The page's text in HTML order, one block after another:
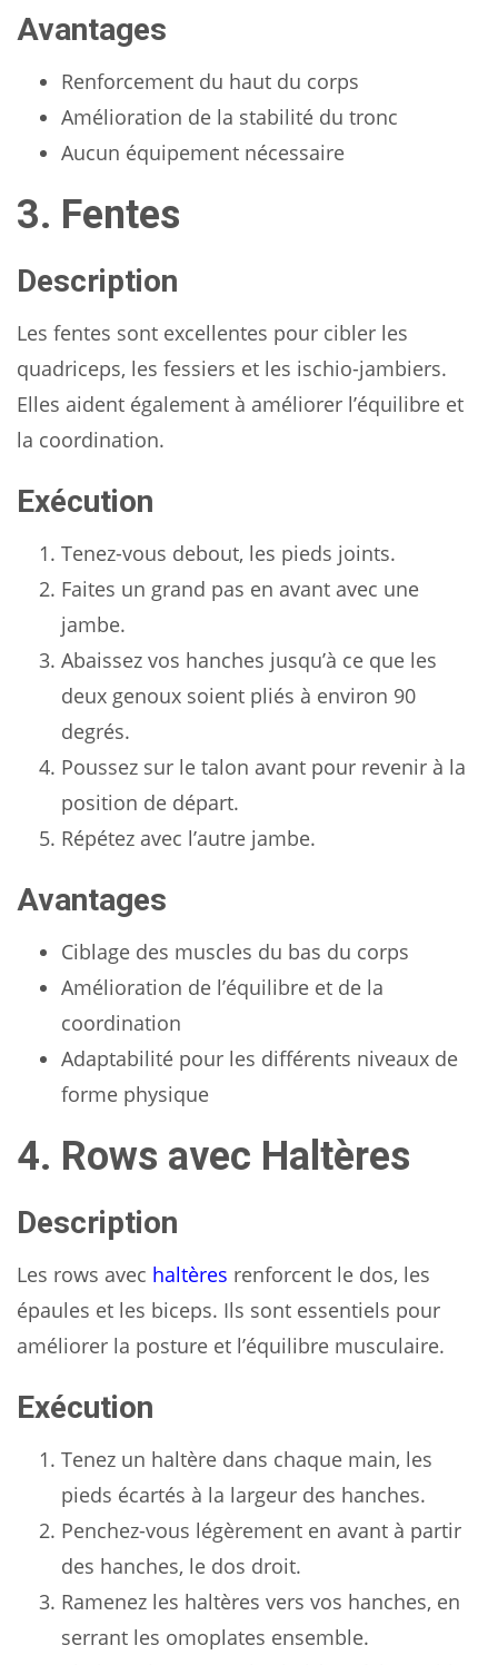
Avantages
Renforcement du haut du corps
Amélioration de la stabilité du tronc
Aucun équipement nécessaire
3. Fentes
Description
Les fentes sont excellentes pour cibler les
quadriceps, les fessiers et les ischio-jambiers.
Elles aident également à améliorer l’équilibre et
la coordination.
Exécution
Tenez-vous debout, les pieds joints.
Faites un grand pas en avant avec une
jambe.
Abaissez vos hanches jusqu’à ce que les
deux genoux soient pliés à environ 90
degrés.
Poussez sur le talon avant pour revenir à la
position de départ.
Répétez avec l’autre jambe.
Avantages
Ciblage des muscles du bas du corps
Amélioration de l’équilibre et de la
coordination
Adaptabilité pour les différents niveaux de
forme physique
4. Rows avec Haltères
Description
Les rows avec haltères renforcent le dos, les
épaules et les biceps. Ils sont essentiels pour
améliorer la posture et l’équilibre musculaire.
Exécution
Tenez un haltère dans chaque main, les
pieds écartés à la largeur des hanches.
Penchez-vous légèrement en avant à partir
des hanches, le dos droit.
Ramenez les haltères vers vos hanches, en
serrant les omoplates ensemble.